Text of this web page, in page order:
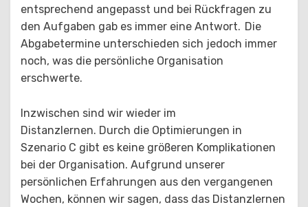
entsprechend angepasst und bei Rückfragen zu
den Aufgaben gab es immer eine Antwort. Die
Abgabetermine unterschieden sich jedoch immer
noch, was die persönliche Organisation
erschwerte.
Inzwischen sind wir wieder im
Distanzlernen. Durch die Optimierungen in
Szenario C gibt es keine größeren Komplikationen
bei der Organisation. Aufgrund unserer
persönlichen Erfahrungen aus den vergangenen
Wochen, können wir sagen, dass das Distanzlernen